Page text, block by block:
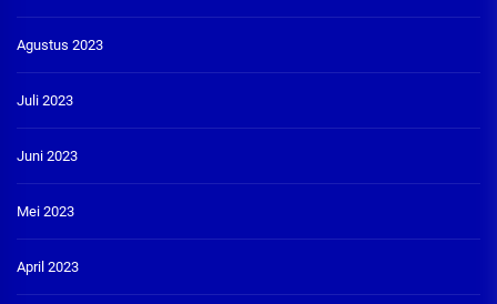
Agustus 2023
Juli 2023
Juni 2023
Mei 2023
April 2023